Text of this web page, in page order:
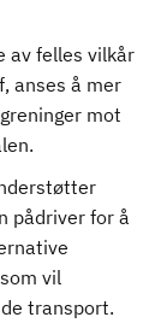
av felles vilkår
anses å mer
mot
pådriver for å
vil
transport.